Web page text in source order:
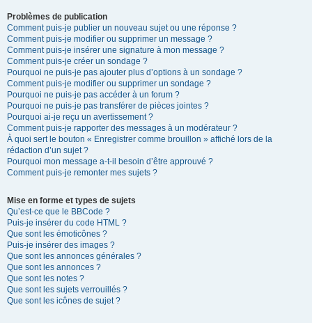
Problèmes de publication
Comment puis-je publier un nouveau sujet ou une réponse ?
Comment puis-je modifier ou supprimer un message ?
Comment puis-je insérer une signature à mon message ?
Comment puis-je créer un sondage ?
Pourquoi ne puis-je pas ajouter plus d’options à un sondage ?
Comment puis-je modifier ou supprimer un sondage ?
Pourquoi ne puis-je pas accéder à un forum ?
Pourquoi ne puis-je pas transférer de pièces jointes ?
Pourquoi ai-je reçu un avertissement ?
Comment puis-je rapporter des messages à un modérateur ?
À quoi sert le bouton « Enregistrer comme brouillon » affiché lors de la
rédaction d’un sujet ?
Pourquoi mon message a-t-il besoin d’être approuvé ?
Comment puis-je remonter mes sujets ?
Mise en forme et types de sujets
Qu’est-ce que le BBCode ?
Puis-je insérer du code HTML ?
Que sont les émoticônes ?
Puis-je insérer des images ?
Que sont les annonces générales ?
Que sont les annonces ?
Que sont les notes ?
Que sont les sujets verrouillés ?
Que sont les icônes de sujet ?